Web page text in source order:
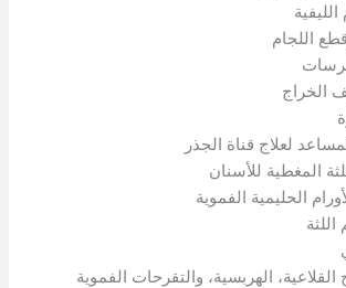
اللجام
لعلاج قناة الجذر
المغطية للأسنان
الحليمية الفموية
الهربسية، والتقرحات الفموية